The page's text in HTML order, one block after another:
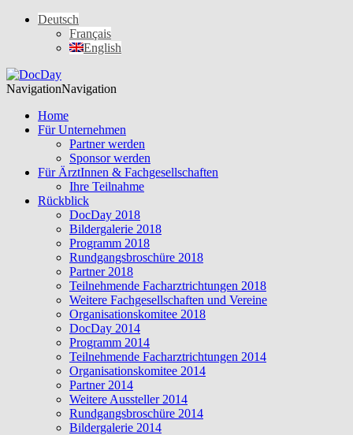
Deutsch
Français
English
NavigationNavigation
Home
Für Unternehmen
Partner werden
Sponsor werden
Für ÄrztInnen & Fachgesellschaften
Ihre Teilnahme
Rückblick
DocDay 2018
Bildergalerie 2018
Programm 2018
Rundgangsbroschüre 2018
Partner 2018
Teilnehmende Facharztrichtungen 2018
Weitere Fachgesellschaften und Vereine
Organisationskomitee 2018
DocDay 2014
Programm 2014
Teilnehmende Facharztrichtungen 2014
Organisationskomitee 2014
Partner 2014
Weitere Aussteller 2014
Rundgangsbroschüre 2014
Bildergalerie 2014